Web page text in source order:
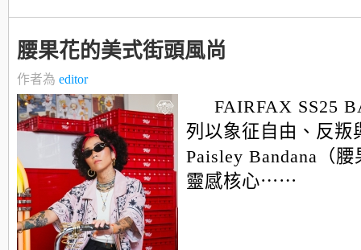
腰果花的美式街頭風尚
作者為 editor
FAIRFAX SS25
列以象征自由、反叛
Paisley Bandana（
靈感核心⋯⋯